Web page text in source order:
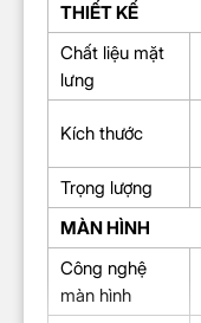
THIẾT KẾ
Chất liệu mặt
lưng
Kích thước
Trọng lượng
MÀN HÌNH
Công nghệ
màn hình